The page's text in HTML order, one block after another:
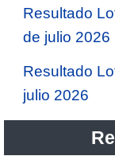
Resultado
de julio 2026
Resultado
julio 2026